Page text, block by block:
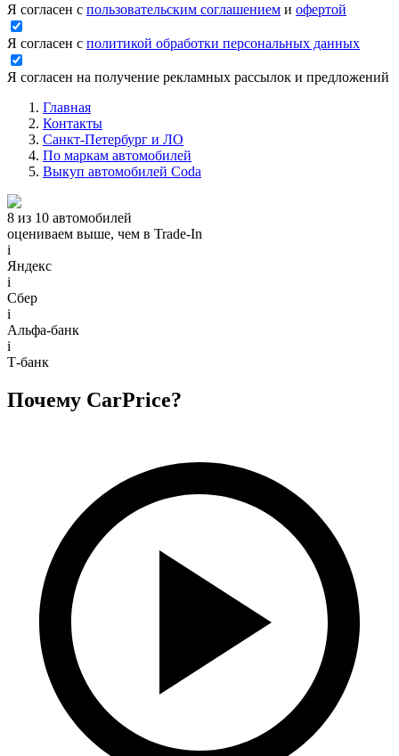
Я согласен с пользовательским соглашением и офертой
Я согласен с политикой обработки персональных данных
Я согласен на получение рекламных рассылок и предложений
Главная
Контакты
Санкт-Петербург и ЛО
По маркам автомобилей
Выкуп автомобилей Coda
8 из 10 автомобилей
оцениваем выше, чем в Trade‑In
i
Яндекс
i
Сбер
i
Альфа-банк
i
Т-банк
Почему CarPrice?